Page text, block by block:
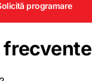
programare